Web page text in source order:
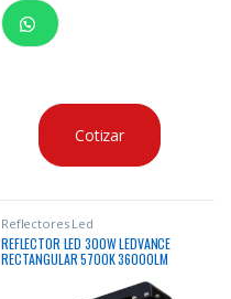
Cotizar
Reflectores Led
REFLECTOR LED 300W LEDVANCE
RECTANGULAR 5700K 36000LM